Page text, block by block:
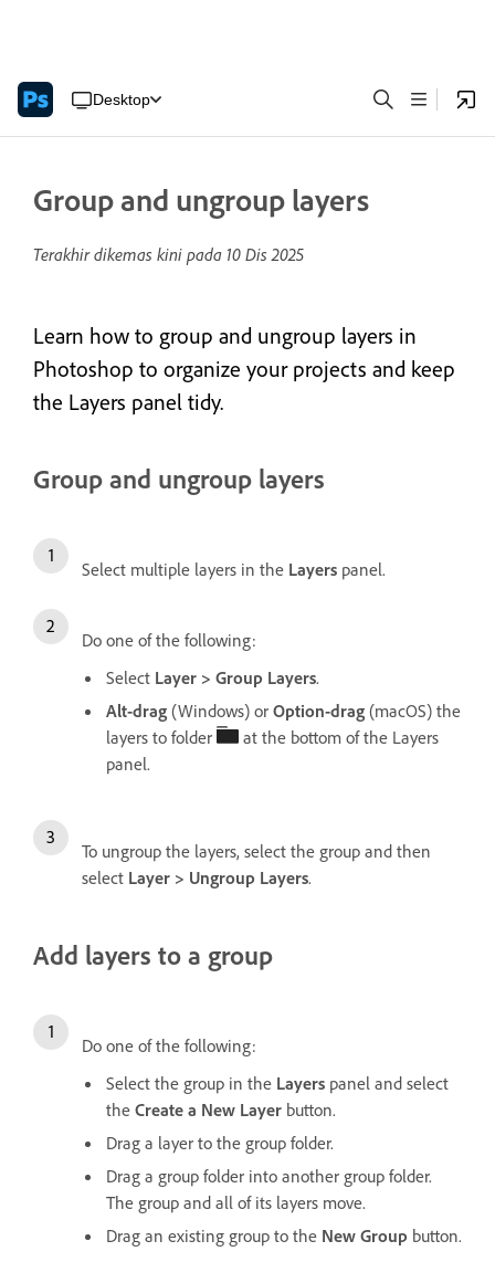
Desktop
Group and ungroup layers
Terakhir dikemas kini pada 10 Dis 2025
Learn how to group and ungroup layers in
Photoshop to organize your projects and keep
the Layers panel tidy.
Group and ungroup layers
Select multiple layers in the Layers panel.
Do one of the following:
Select Layer > Group Layers.
Alt-drag (Windows) or Option-drag (macOS) the
layers to folder
at the bottom of the Layers
panel.
To ungroup the layers, select the group and then
select Layer > Ungroup Layers.
Add layers to a group
Do one of the following:
Select the group in the Layers panel and select
the Create a New Layer button.
Drag a layer to the group folder.
Drag a group folder into another group folder.
The group and all of its layers move.
Drag an existing group to the New Group button.